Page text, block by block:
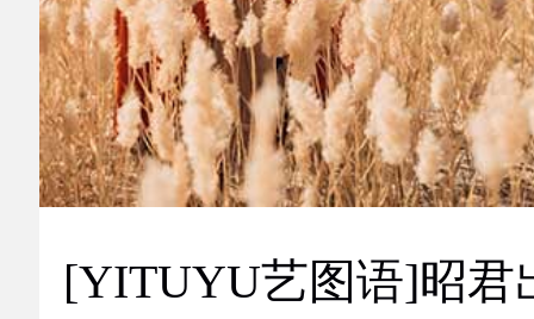
[YITUYU艺图语]昭君